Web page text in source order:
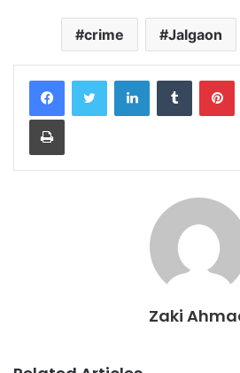
crime Jalgaon
LinkedInTumblr
Print
Zaki